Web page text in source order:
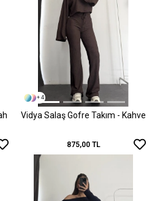
+ 4
Vidya Salaş Gofre Takım - Kahve
875,00 TL